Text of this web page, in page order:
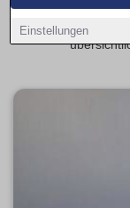
Einstellungen
angrenzenden
passende